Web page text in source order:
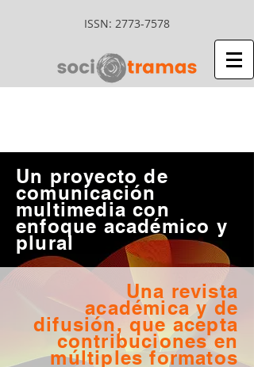
ISSN: 2773-7578
Un proyecto de
comunicación
multimedia con
enfoque académico y
plural
Una revista
académica y de
difusión, que acepta
contribuciones en
múltiples formatos